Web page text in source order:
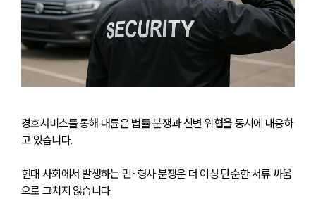
경호서비스를 통해 대륜은 법률 분쟁과 신변 위협을 동시에 대응하
고 있습니다.
현대 사회에서 발생하는 민·형사 분쟁은 더 이상 단순한 서류 싸움
으로 그치지 않습니다.